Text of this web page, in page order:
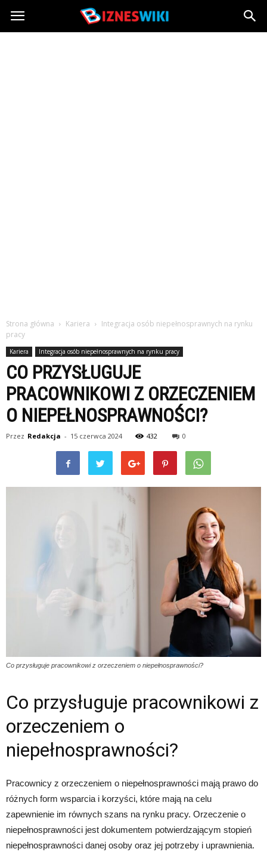
Bizneswiki.pl
Strona główna Kariera
Integracja osób niepełnosprawnych na rynku
pracy
Kariera Integracja osób niepełnosprawnych na rynku pracy
CO PRZYSŁUGUJE
PRACOWNIKOWI Z ORZECZENIEM
O NIEPEŁNOSPRAWNOŚCI?
Przez Redakcja - 15 czerwca 2024 432 0
Co przysługuje pracownikowi z orzeczeniem o niepełnosprawności?
Co przysługuje pracownikowi z
orzeczeniem o
niepełnosprawności?
Pracownicy z orzeczeniem o niepełnosprawności mają prawo do
różnych form wsparcia i korzyści, które mają na celu
zapewnienie im równych szans na rynku pracy. Orzeczenie o
niepełnosprawności jest dokumentem potwierdzającym stopień
niepełnosprawności danej osoby oraz jej potrzeby i uprawnienia.